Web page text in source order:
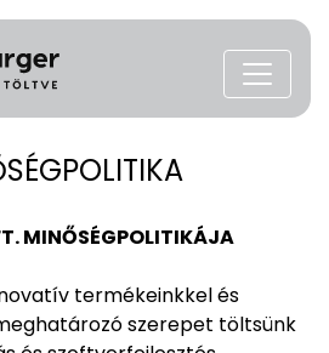
MINŐSÉGPOLITIKÁJA
termékeinkkel és
szerepet töltsünk